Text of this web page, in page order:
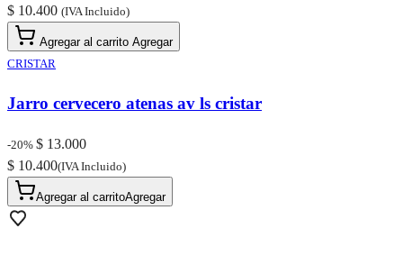
$ 10.400 (IVA Incluido)
Agregar al carrito Agregar
CRISTAR
Jarro cervecero atenas av ls cristar
-20% $ 13.000
$ 10.400(IVA Incluido)
Agregar al carritoAgregar